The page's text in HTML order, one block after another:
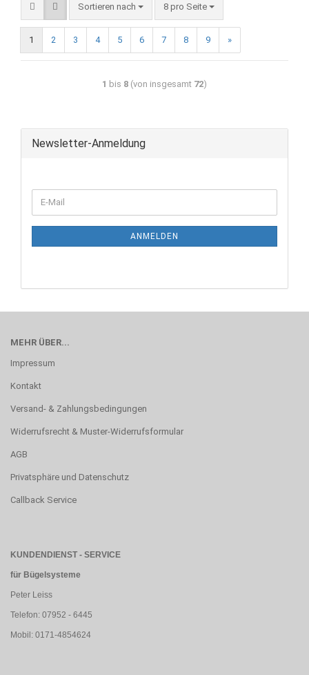
Sortieren nach 8 pro Seite
1 2 3 4 5 6 7 8 9 »
1 bis 8 (von insgesamt 72)
Newsletter-Anmeldung
ANMELDEN
MEHR ÜBER...
Impressum
Kontakt
Versand- & Zahlungsbedingungen
Widerrufsrecht & Muster-Widerrufsformular
AGB
Privatsphäre und Datenschutz
Callback Service
KUNDENDIENST - SERVICE
für Bügelsysteme
Peter Leiss
Telefon: 07952 - 6445
Mobil: 0171-4854624